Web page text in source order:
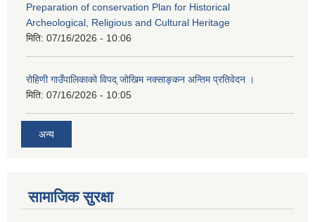
Preparation of conservation Plan for Historical
Archeological, Religious and Cultural Heritage
मिति: 07/16/2026 - 10:06
रोहिणी गाउँपालिकाको विपद् जोखिम नक्साङ्कन अन्तिम प्रतिवेदन ।
मिति: 07/16/2026 - 10:05
अन्य
सामाजिक सुरक्षा